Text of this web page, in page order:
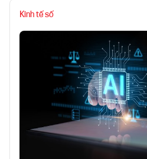
Kinh tế số